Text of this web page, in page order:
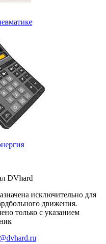
DVhard
исключительно для
движения.
только с указанием